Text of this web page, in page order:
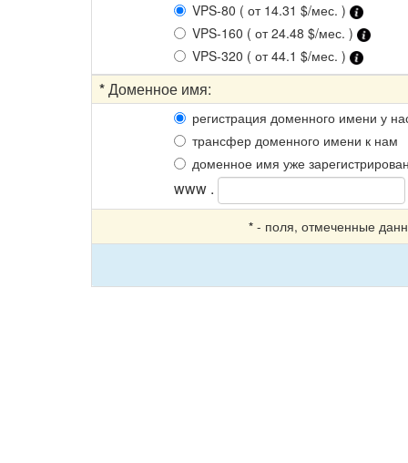
VPS-80 ( от 14.31 $/мес. )
VPS-160 ( от 24.48 $/мес. )
VPS-320 ( от 44.1 $/мес. )
*Доменное имя:
регистрация доменного имени у
трансфер доменного имени к нам
доменное имя уже
www .
* - поля, отмеченные